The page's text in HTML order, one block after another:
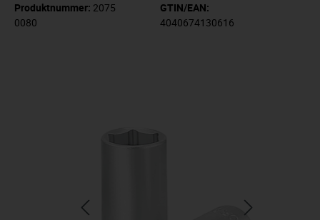
Produktnummer: 2075
0080
GTIN/EAN:
4040674130616